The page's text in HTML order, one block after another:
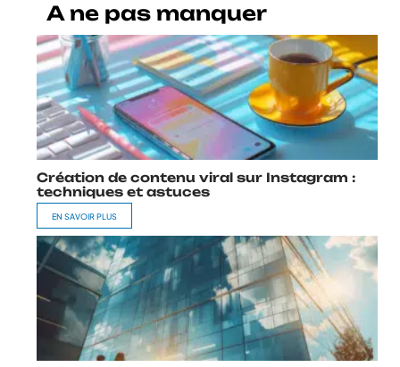
A ne pas manquer
Création de contenu viral sur Instagram :
techniques et astuces
EN SAVOIR PLUS